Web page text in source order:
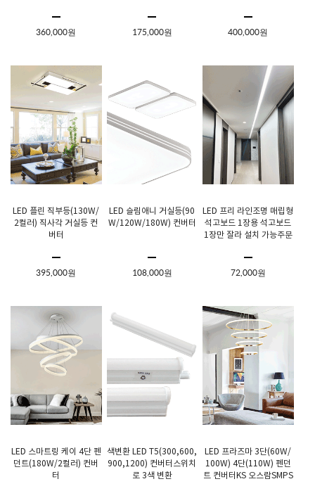
360,000원 175,000원 400,000원
LED 플린 직부등(130W/
2컬러) 직사각 거실등 컨
버터
395,000원
LED 슬림애니 거실등(90
W/120W/180W) 컨버터
108,000원
LED 프리 라인조명 매립형
석고보드 1장용 석고보드
1장만 잘라 설치 가능주문
72,000원
LED 스마트링 케이 4단 펜
던트(180W/2컬러) 컨버
터
색변환 LED T5(300,600,
900,1200) 컨버터스위치
로 3색 변환
LED 프라즈마 3단(60W/
100W) 4단(110W) 펜던
트 컨버터KS 오스람SMPS